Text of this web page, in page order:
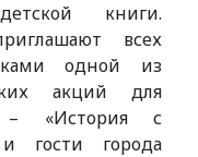
книги.
всех
одной из
акций для
– «История с
гости города